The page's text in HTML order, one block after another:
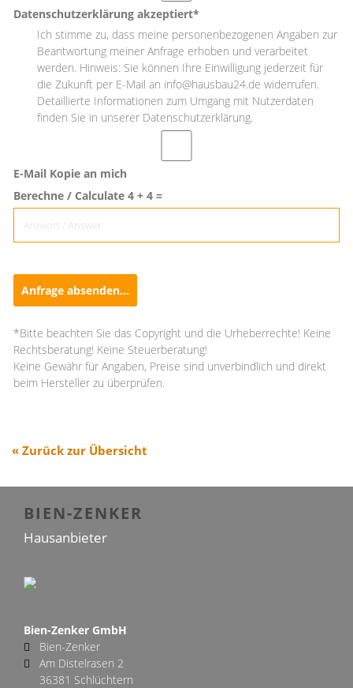
Datenschutzerklärung akzeptiert*
Ich stimme zu, dass meine personenbezogenen Angaben zur
Beantwortung meiner Anfrage erhoben und verarbeitet
werden. Hinweis: Sie können Ihre Einwilligung jederzeit für
die Zukunft per E-Mail an info@hausbau24.de widerrufen.
Detaillierte Informationen zum Umgang mit Nutzerdaten
finden Sie in unserer Datenschutzerklärung.
E-Mail Kopie an mich
Berechne / Calculate 4 + 4 =
Anfrage absenden...
*Bitte beachten Sie das Copyright und die Urheberrechte! Keine
Rechtsberatung! Keine Steuerberatung!
Keine Gewähr für Angaben, Preise sind unverbindlich und direkt
beim Hersteller zu überprüfen.
« Zurück zur Übersicht
BIEN-ZENKER
Hausanbieter
Bien-Zenker GmbH
Bien-Zenker
Am Distelrasen 2
36381 Schlüchtern